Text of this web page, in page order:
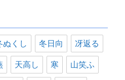
ぬくし 冬日向 冴返る
天高し 寒 山笑ふ